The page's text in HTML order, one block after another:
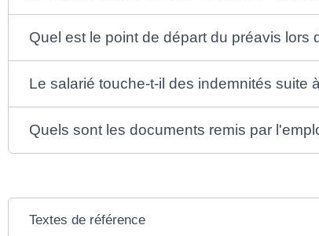
Quel est le point de départ du préavis lors
Le salarié touche-t-il des indemnités suite
Quels sont les documents remis par
Textes de référence